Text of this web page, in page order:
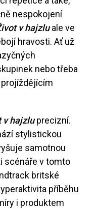
nespokojení
v hajzluale ve
hravosti. Ať už
nebo třeba
v hajzlu precizní.
stylistickou
samotnou
scénáře v tomto
britské
příběhu
i produktem